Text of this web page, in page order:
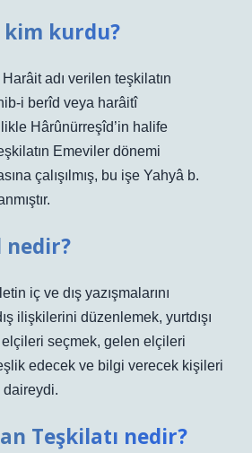
kim kurdu?
adı verilen teşkilatın
i berîd veya harâitî
Hârûnürreşîd’in halife
Emeviler dönemi
çalışılmış, bu işe Yahyâ b.
nedir?
iç ve dış yazışmalarını
ilişkilerini düzenlemek, yurtdışı
seçmek, gelen elçileri
edecek ve bilgi verecek kişileri
Teşkilatı nedir?